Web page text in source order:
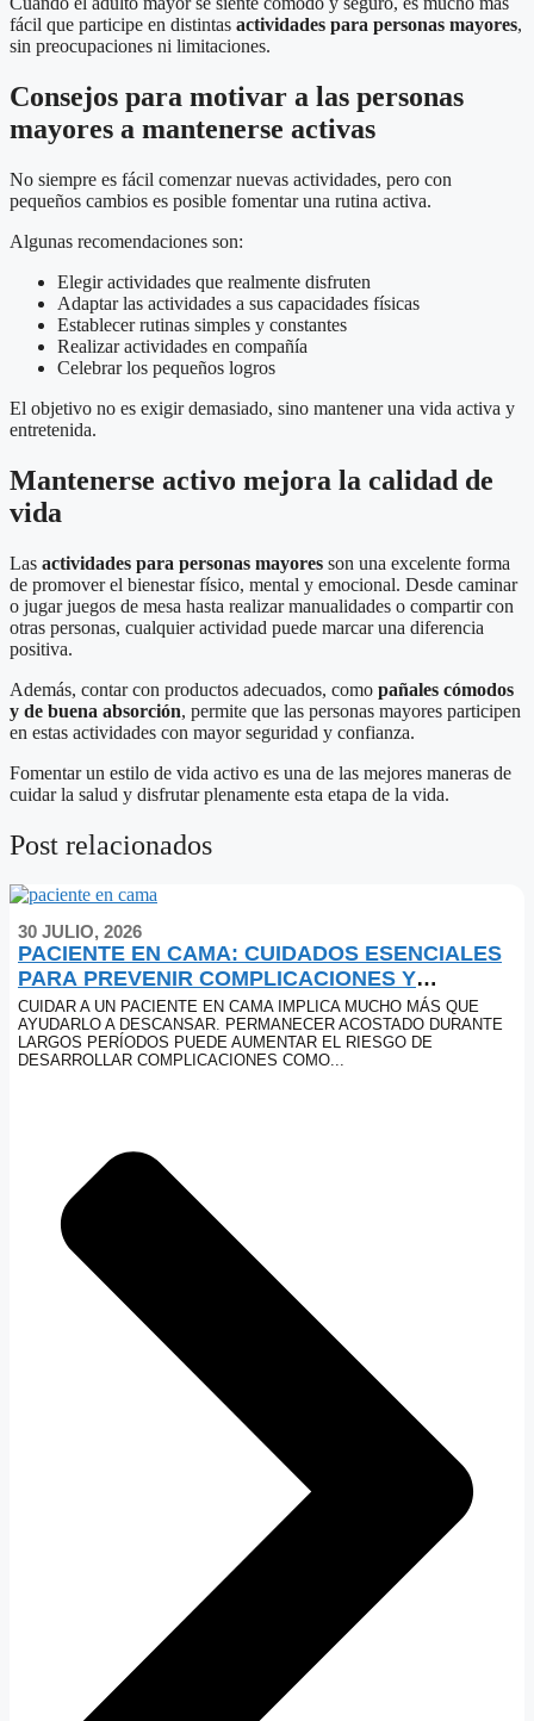
fácil que participe en distintas actividades para personas mayores,
sin preocupaciones ni limitaciones.
Consejos para motivar a las personas
mayores a mantenerse activas
No siempre es fácil comenzar nuevas actividades, pero con
pequeños cambios es posible fomentar una rutina activa.
Algunas recomendaciones son:
Elegir actividades que realmente disfruten
Adaptar las actividades a sus capacidades físicas
Establecer rutinas simples y constantes
Realizar actividades en compañía
Celebrar los pequeños logros
El objetivo no es exigir demasiado, sino mantener una vida activa y
entretenida.
Mantenerse activo mejora la calidad de
vida
Las actividades para personas mayores son una excelente forma
de promover el bienestar físico, mental y emocional. Desde caminar
o jugar juegos de mesa hasta realizar manualidades o compartir con
otras personas, cualquier actividad puede marcar una diferencia
positiva.
Además, contar con productos adecuados, como pañales cómodos
y de buena absorción, permite que las personas mayores participen
en estas actividades con mayor seguridad y confianza.
Fomentar un estilo de vida activo es una de las mejores maneras de
cuidar la salud y disfrutar plenamente esta etapa de la vida.
Post relacionados
30 JULIO, 2026
PACIENTE EN CAMA: CUIDADOS ESENCIALES
PARA PREVENIR COMPLICACIONES Y
MEJORAR SU CALIDAD DE VIDA
CUIDAR A UN PACIENTE EN CAMA IMPLICA MUCHO MÁS QUE
AYUDARLO A DESCANSAR. PERMANECER ACOSTADO DURANTE
LARGOS PERÍODOS PUEDE AUMENTAR EL RIESGO DE
DESARROLLAR COMPLICACIONES COMO...